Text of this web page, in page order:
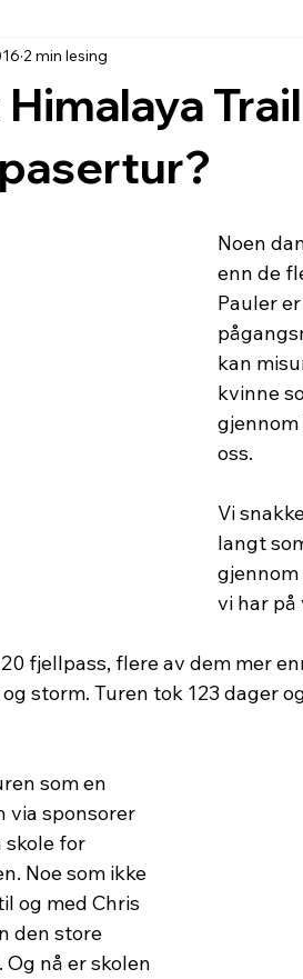
2 min lesing
Noen
enn de
Pauler
kan
kvinne
gjennom
oss.
Vi
langt
vi har på
fjellpass, flere av dem mer
storm. Turen tok 123 dager
som en
via sponsorer
skole for
Noe som ikke
og med Chris
den store
nå er skolen